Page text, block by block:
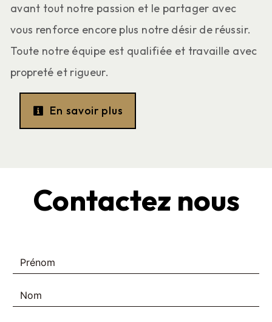
avant tout notre passion et le partager avec
vous renforce encore plus notre désir de réussir.
Toute notre équipe est qualifiée et travaille avec
propreté et rigueur.
En savoir plus
Contactez nous